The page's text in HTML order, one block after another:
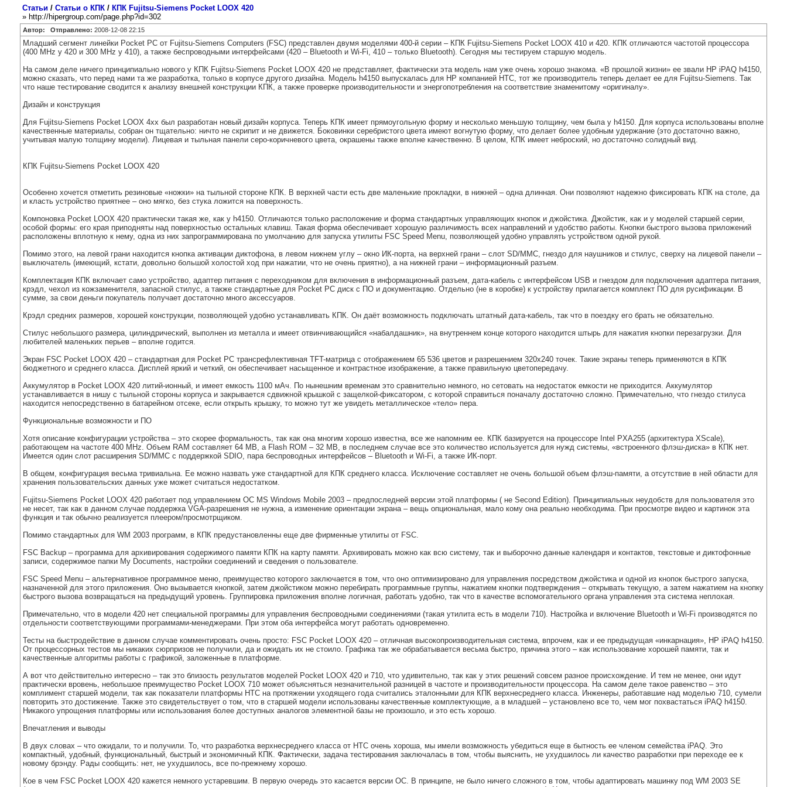
Статьи / Статьи о КПК / КПК Fujitsu-Siemens Pocket LOOX 420
» http://hipergroup.com/page.php?id=302
Автор: Отправлено: 2008-12-08 22:15
Младший сегмент линейки Pocket PC от Fujitsu-Siemens Computers (FSC) представлен двумя моделями 400-й серии – КПК Fujitsu-Siemens Pocket LOOX 410 и 420. КПК отличаются частотой процессора
(400 MHz у 420 и 300 MHz у 410), а также беспроводными интерфейсами (420 – Bluetooth и Wi-Fi, 410 – только Bluetooth). Сегодня мы тестируем старшую модель.
На самом деле ничего принципиально нового у КПК Fujitsu-Siemens Pocket LOOX 420 не представляет, фактически эта модель нам уже очень хорошо знакома. «В прошлой жизни» ее звали HP iPAQ h4150,
можно сказать, что перед нами та же разработка, только в корпусе другого дизайна. Модель h4150 выпускалась для HP компанией HTC, тот же производитель теперь делает ее для Fujitsu-Siemens. Так
что наше тестирование сводится к анализу внешней конструкции КПК, а также проверке производительности и энергопотребления на соответствие знаменитому «оригиналу».
Дизайн и конструкция
Для Fujitsu-Siemens Pocket LOOX 4хх был разработан новый дизайн корпуса. Теперь КПК имеет прямоугольную форму и несколько меньшую толщину, чем была у h4150. Для корпуса использованы вполне
качественные материалы, собран он тщательно: ничто не скрипит и не движется. Боковинки серебристого цвета имеют вогнутую форму, что делает более удобным удержание (это достаточно важно,
учитывая малую толщину модели). Лицевая и тыльная панели серо-коричневого цвета, окрашены также вполне качественно. В целом, КПК имеет неброский, но достаточно солидный вид.
КПК Fujitsu-Siemens Pocket LOOX 420
Особенно хочется отметить резиновые «ножки» на тыльной стороне КПК. В верхней части есть две маленькие прокладки, в нижней – одна длинная. Они позволяют надежно фиксировать КПК на столе, да
и класть устройство приятнее – оно мягко, без стука ложится на поверхность.
Компоновка Pocket LOOX 420 практически такая же, как у h4150. Отличаются только расположение и форма стандартных управляющих кнопок и джойстика. Джойстик, как и у моделей старшей серии,
особой формы: его края приподняты над поверхностью остальных клавиш. Такая форма обеспечивает хорошую различимость всех направлений и удобство работы. Кнопки быстрого вызова приложений
расположены вплотную к нему, одна из них запрограммирована по умолчанию для запуска утилиты FSC Speed Menu, позволяющей удобно управлять устройством одной рукой.
Помимо этого, на левой грани находится кнопка активации диктофона, в левом нижнем углу – окно ИК-порта, на верхней грани – слот SD/MMC, гнездо для наушников и стилус, сверху на лицевой панели –
выключатель (имеющий, кстати, довольно большой холостой ход при нажатии, что не очень приятно), а на нижней грани – информационный разъем.
Комплектация КПК включает само устройство, адаптер питания с переходником для включения в информационный разъем, дата-кабель с интерфейсом USB и гнездом для подключения адаптера питания,
крэдл, чехол из кожзаменителя, запасной стилус, а также стандартные для Pocket PC диск с ПО и документацию. Отдельно (не в коробке) к устройству прилагается комплект ПО для русификации. В
сумме, за свои деньги покупатель получает достаточно много аксессуаров.
Крэдл средних размеров, хорошей конструкции, позволяющей удобно устанавливать КПК. Он даёт возможность подключать штатный дата-кабель, так что в поездку его брать не обязательно.
Стилус небольшого размера, цилиндрический, выполнен из металла и имеет отвинчивающийся «набалдашник», на внутреннем конце которого находится штырь для нажатия кнопки перезагрузки. Для
любителей маленьких перьев – вполне годится.
Экран FSC Pocket LOOX 420 – стандартная для Pocket PC трансрефлективная TFT-матрица с отображением 65 536 цветов и разрешением 320х240 точек. Такие экраны теперь применяются в КПК
бюджетного и среднего класса. Дисплей яркий и четкий, он обеспечивает насыщенное и контрастное изображение, а также правильную цветопередачу.
Аккумулятор в Pocket LOOX 420 литий-ионный, и имеет емкость 1100 мАч. По нынешним временам это сравнительно немного, но сетовать на недостаток емкости не приходится. Аккумулятор
устанавливается в нишу с тыльной стороны корпуса и закрывается сдвижной крышкой с защелкой-фиксатором, с которой справиться поначалу достаточно сложно. Примечательно, что гнездо стилуса
находится непосредственно в батарейном отсеке, если открыть крышку, то можно тут же увидеть металлическое «тело» пера.
Функциональные возможности и ПО
Хотя описание конфигурации устройства – это скорее формальность, так как она многим хорошо известна, все же напомним ее. КПК базируется на процессоре Intel PXA255 (архитектура XScale),
работающем на частоте 400 MHz. Объем RAM составляет 64 MB, а Flash ROM – 32 MB, в последнем случае все это количество используется для нужд системы, «встроенного флэш-диска» в КПК нет.
Имеется один слот расширения SD/MMC с поддержкой SDIO, пара беспроводных интерфейсов – Bluetooth и Wi-Fi, а также ИК-порт.
В общем, конфигурация весьма тривиальна. Ее можно назвать уже стандартной для КПК среднего класса. Исключение составляет не очень большой объем флэш-памяти, а отсутствие в ней области для
хранения пользовательских данных уже может считаться недостатком.
Fujitsu-Siemens Pocket LOOX 420 работает под управлением ОС MS Windows Mobile 2003 – предпоследней версии этой платформы ( не Second Edition). Принципиальных неудобств для пользователя это
не несет, так как в данном случае поддержка VGA-разрешения не нужна, а изменение ориентации экрана – вещь опциональная, мало кому она реально необходима. При просмотре видео и картинок эта
функция и так обычно реализуется плеером/просмотрщиком.
Помимо стандартных для WM 2003 программ, в КПК предустановленны еще две фирменные утилиты от FSC.
FSC Backup – программа для архивирования содержимого памяти КПК на карту памяти. Архивировать можно как всю систему, так и выборочно данные календаря и контактов, текстовые и диктофонные
записи, содержимое папки My Documents, настройки соединений и сведения о пользователе.
FSC Speed Menu – альтернативное программное меню, преимущество которого заключается в том, что оно оптимизировано для управления посредством джойстика и одной из кнопок быстрого запуска,
назначенной для этого приложения. Оно вызывается кнопкой, затем джойстиком можно перебирать программные группы, нажатием кнопки подтверждения – открывать текущую, а затем нажатием на кнопку
быстрого вызова возвращаться на предыдущий уровень. Группировка приложения вполне логичная, работать удобно, так что в качестве вспомогательного органа управления эта система неплохая.
Примечательно, что в модели 420 нет специальной программы для управления беспроводными соединениями (такая утилита есть в модели 710). Настройка и включение Bluetooth и Wi-Fi производятся по
отдельности соответствующими программами-менеджерами. При этом оба интерфейса могут работать одновременно.
Тесты на быстродействие в данном случае комментировать очень просто: FSC Pocket LOOX 420 – отличная высокопроизводительная система, впрочем, как и ее предыдущая «инкарнация», HP iPAQ h4150.
От процессорных тестов мы никаких сюрпризов не получили, да и ожидать их не стоило. Графика так же обрабатывается весьма быстро, причина этого – как использование хорошей памяти, так и
качественные алгоритмы работы с графикой, заложенные в платформе.
А вот что действительно интересно – так это близость результатов моделей Pocket LOOX 420 и 710, что удивительно, так как у этих решений совсем разное происхождение. И тем не менее, они идут
практически вровень, небольшое преимущество Pocket LOOX 710 может объясняться незначительной разницей в частоте и производительности процессора. На самом деле такое равенство – это
комплимент старшей модели, так как показатели платформы HTC на протяжении уходящего года считались эталонными для КПК верхнесреднего класса. Инженеры, работавшие над моделью 710, сумели
повторить это достижение. Также это свидетельствует о том, что в старшей модели использованы качественные комплектующие, а в младшей – установлено все то, чем мог похвастаться iPAQ h4150.
Никакого упрощения платформы или использования более доступных аналогов элементной базы не произошло, и это есть хорошо.
Впечатления и выводы
В двух словах – что ожидали, то и получили. То, что разработка верхнесреднего класса от HTC очень хороша, мы имели возможность убедиться еще в бытность ее членом семейства iPAQ. Это
компактный, удобный, функциональный, быстрый и экономичный КПК. Фактически, задача тестирования заключалась в том, чтобы выяснить, не ухудшилось ли качество разработки при переходе ее к
новому брэнду. Рады сообщить: нет, не ухудшилось, все по-прежнему хорошо.
Кое в чем FSC Pocket LOOX 420 кажется немного устаревшим. В первую очередь это касается версии ОС. В принципе, не было ничего сложного в том, чтобы адаптировать машинку под WM 2003 SE